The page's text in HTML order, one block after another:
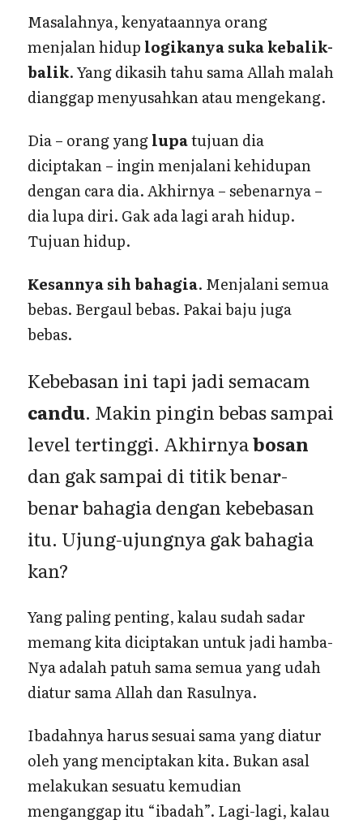
Masalahnya, kenyataannya orang
menjalan hidup logikanya suka kebalik-
balik. Yang dikasih tahu sama Allah malah
dianggap menyusahkan atau mengekang.
Dia – orang yanglupatujuan dia
diciptakan – ingin menjalani kehidupan
dengan cara dia. Akhirnya – sebenarnya –
dia lupa diri. Gak ada lagi arah hidup.
Tujuan hidup.
Kesannya sih bahagia. Menjalani semua
bebas. Bergaul bebas. Pakai baju juga
bebas.
Kebebasan ini tapi jadi semacam
candu. Makin pingin bebas sampai
level tertinggi. Akhirnyabosan
dan gak sampai di titik benar-
benar bahagia dengan kebebasan
itu. Ujung-ujungnya gak bahagia
kan?
Yang paling penting, kalau sudah sadar
memang kita diciptakan untuk jadi hamba-
Nya adalah patuh sama semua yang udah
diatur sama Allah dan Rasulnya.
Ibadahnya harus sesuai sama yang diatur
oleh yang menciptakan kita. Bukan asal
melakukan sesuatu kemudian
menganggap itu “ibadah”. Lagi-lagi, kalau